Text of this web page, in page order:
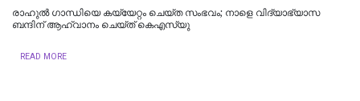
രാഹുൽ ​ഗാന്ധിയെ കയ്യേറ്റം ചെയ്ത സംഭവം‌; നാളെ വിദ്യാഭ്യാസ
ബന്ദിന് ആഹ്വാനം ചെയ്ത് കെഎസ്‍യു
READ MORE